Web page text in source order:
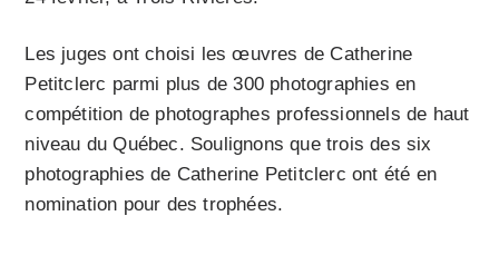
Les juges ont choisi les œuvres de Catherine
Petitclerc parmi plus de 300 photographies en
compétition de photographes professionnels de haut
niveau du Québec. Soulignons que trois des six
photographies de Catherine Petitclerc ont été en
nomination pour des trophées.